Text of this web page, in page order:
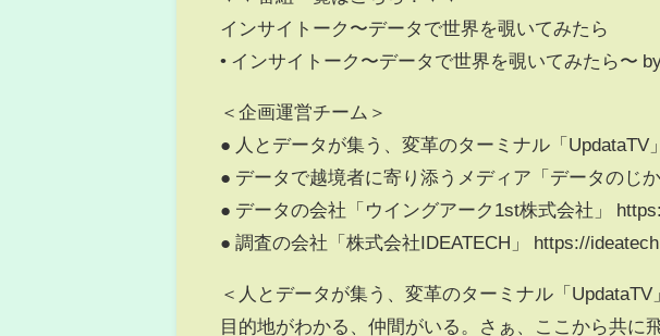
インサイトーク〜データで世界を覗いてみたら
• インサイトーク〜データで世界を覗いてみたら〜
＜企画運営チーム＞
● 人とデータが集う、変革のターミナル「UpdataTV
● データで越境者に寄り添うメディア「データのじ
● データの会社「ウイングアーク1st株式会社」
● 調査の会社「株式会社IDEATECH」 https://
＜人とデータが集う、変革のターミナル「UpdataTV
目的地がわかる、仲間がいる。さぁ、ここから共に